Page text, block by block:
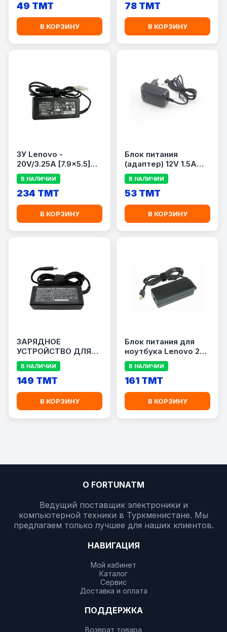
49 TMT
В КОРЗИНУ
78 TMT
В КОРЗИНУ
ЗУ Lenovo -
20V/3.25A [7.9x5.5]
(Дубликат)
В НАЛИЧИИ
234 TMT
В КОРЗИНУ
Блок питания
(адаптер) 12V 1.5A
ОРИГИНАЛ
В НАЛИЧИИ
53 TMT
В КОРЗИНУ
ЗАРЯДНОЕ
УСТРОЙСТВО ДЛЯ
НОУТБУКА DELL
19.5V/2.31A 4.5/3.0
[DUPLICATE]
В НАЛИЧИИ
149 TMT
В КОРЗИНУ
Блок питания для
ноутбука Lenovo 20V
3.25A 65W
В НАЛИЧИИ
161 TMT
В КОРЗИНУ
О FORTUNATM
Ведущий поставщик электроники и
компьютерной техники в Туркменистане. Мы
предлагаем только лучшее для наших клиентов.
НАВИГАЦИЯ
Мой кабинет
Каталог
Сервис
Доставка и оплата
ПОДДЕРЖКА
Возврат товара